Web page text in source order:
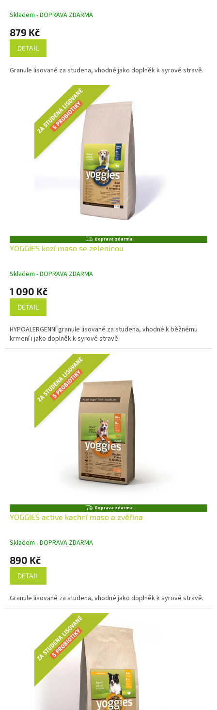
A
Skladem - DOPRAVA ZDARMA
879 Kč
DETAIL
Granule lisované za studena, vhodné jako doplněk k syrové stravě.
Z
A
A
Doprava zdarma
YOGGIES kozí maso se zeleninou
Skladem - DOPRAVA ZDARMA
1 090 Kč
DETAIL
HYPOALERGENNÍ granule lisované za studena, vhodné k běžnému
krmení i jako doplněk k syrové stravě.
Z
A
A
Doprava zdarma
YOGGIES active kachní maso a zvěřina
Skladem - DOPRAVA ZDARMA
890 Kč
DETAIL
Granule lisované za studena, vhodné jako doplněk k syrové stravě.